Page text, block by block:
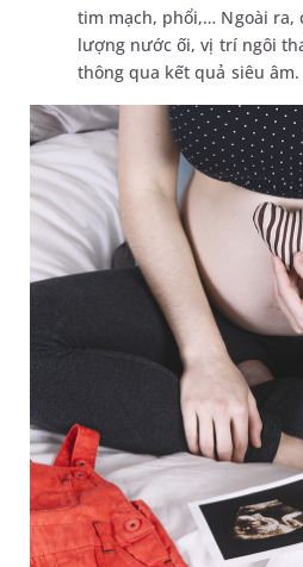
tim mạch, phổi,… Ngoài ra,
lượng nước ối, vị trí ngôi
thông qua kết quả siêu âm.